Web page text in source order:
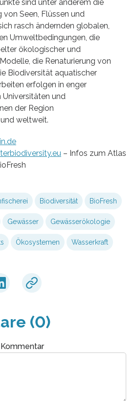
sind unter anderem die
Seen, Flüssen und
rasch ändernden globalen,
Umweltbedingungen, die
ökologischer und
die Renaturierung von
Biodiversität aquatischer
erfolgen in enger
und
der Region
weltweit.
– Infos zum Atlas
Biodiversität BioFresh
Gewässer Gewässerökologie
Ökosystemen Wasserkraft
(0)